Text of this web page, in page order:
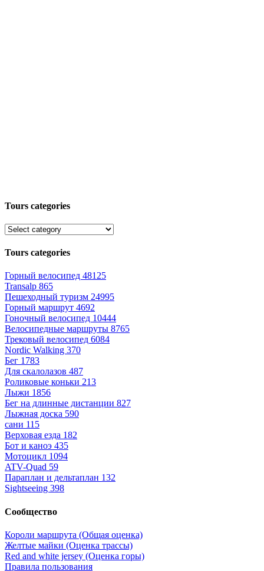
Tours categories
Tours categories
Горный велосипед 48125
Transalp 865
Пешеходный туризм 24995
Горный маршрут 4692
Гоночный велосипед 10444
Велосипедные маршруты 8765
Трековый велосипед 6084
Nordic Walking 370
Бег 1783
Для скалолазов 487
Роликовые коньки 213
Лыжи 1856
Бег на длинные дистанции 827
Лыжная доска 590
сани 115
Верховая езда 182
Бот и каноэ 435
Мотоцикл 1094
ATV-Quad 59
Параплан и дельтаплан 132
Sightseeing 398
Сообщество
Короли маршрута (Общая оценка)
Желтые майки (Оценка трассы)
Red and white jersey (Оценка горы)
Правила пользования